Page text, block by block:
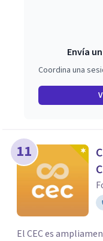
donde cada persona
Envía
Coordina una
11
El CEC es